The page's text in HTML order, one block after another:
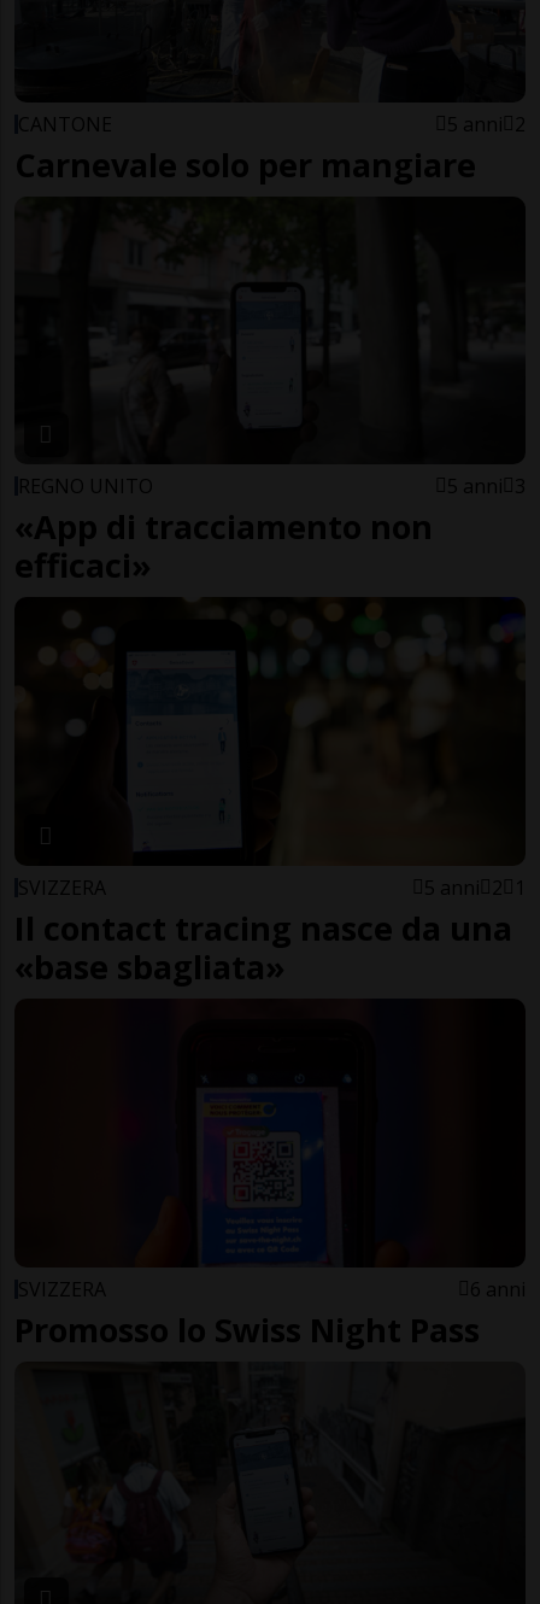
CANTONE 5 anni 2
Carnevale solo per mangiare
REGNO UNITO 5 anni 3
«App di tracciamento non
efficaci»
SVIZZERA 5 anni 2 1
Il contact tracing nasce da una
«base sbagliata»
SVIZZERA 6 anni
Promosso lo Swiss Night Pass